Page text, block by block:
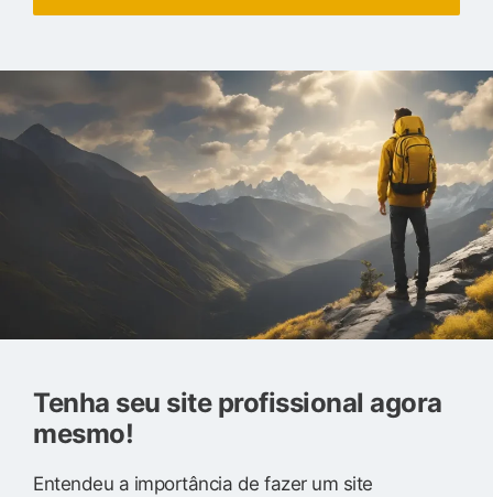
Tenha seu site profissional agora
mesmo!
Entendeu a importância de fazer um site